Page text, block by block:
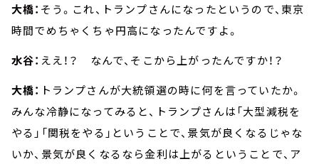
大橋： そう。これ、トランプさんになったというので、東京
時間でめちゃくちゃ円高になったんですよ。
水谷： ええ！？ なんで、そこから上がったんですか！？
大橋： トランプさんが大統領選の時に何を言っていたか。
みんな冷静になってみると、トランプさんは「大型減税を
やる」「関税をやる」ということで、景気が良くなるじゃな
いか、景気が良くなるなら金利は上がるということで、ア